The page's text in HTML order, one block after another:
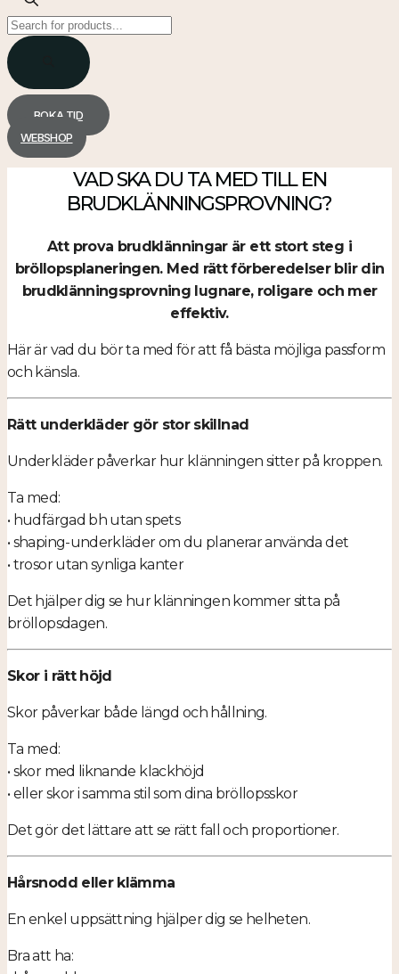
Products
search
BOKA TID
WEBSHOP
VAD SKA DU TA MED TILL EN
BRUDKLÄNNINGSPROVNING?
Att prova brudklänningar är ett stort steg i
bröllopsplaneringen. Med rätt förberedelser blir din
brudklänningsprovning lugnare, roligare och mer
effektiv.
Här är vad du bör ta med för att få bästa möjliga passform
och känsla.
Rätt underkläder gör stor skillnad
Underkläder påverkar hur klänningen sitter på kroppen.
Ta med:
• hudfärgad bh utan spets
• shaping-underkläder om du planerar använda det
• trosor utan synliga kanter
Det hjälper dig se hur klänningen kommer sitta på
bröllopsdagen.
Skor i rätt höjd
Skor påverkar både längd och hållning.
Ta med:
• skor med liknande klackhöjd
• eller skor i samma stil som dina bröllopsskor
Det gör det lättare att se rätt fall och proportioner.
Hårsnodd eller klämma
En enkel uppsättning hjälper dig se helheten.
Bra att ha: